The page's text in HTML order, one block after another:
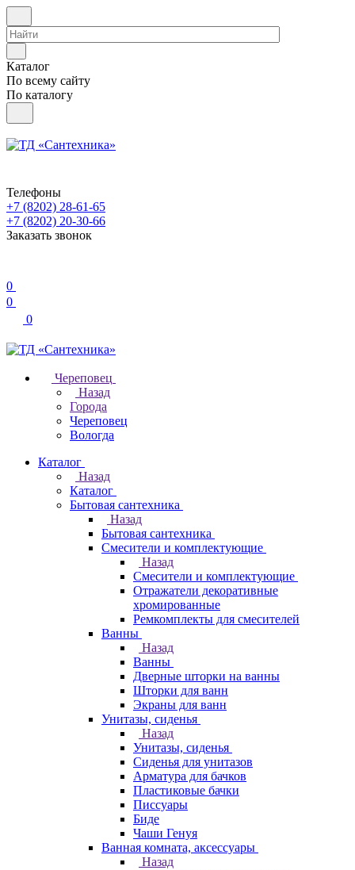
Каталог
По всему сайту
По каталогу
Телефоны
+7 (8202) 28‑61-65
+7 (8202) 20‑30-66
Заказать звонок
0
0
0
Череповец
Назад
Города
Череповец
Вологда
Каталог
Назад
Каталог
Бытовая сантехника
Назад
Бытовая сантехника
Смесители и комплектующие
Назад
Смесители и комплектующие
Отражатели декоративные
хромированные
Ремкомплекты для смесителей
Ванны
Назад
Ванны
Дверные шторки на ванны
Шторки для ванн
Экраны для ванн
Унитазы, сиденья
Назад
Унитазы, сиденья
Сиденья для унитазов
Арматура для бачков
Пластиковые бачки
Писсуары
Биде
Чаши Генуя
Ванная комната, аксессуары
Назад